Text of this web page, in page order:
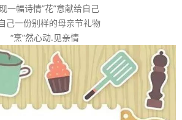
一幅诗情”花”意献给自己
己一份别样的母亲节礼物
“烹”然心动.见亲情